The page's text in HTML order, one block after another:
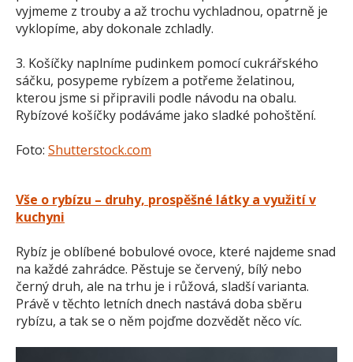
vyjmeme z trouby a až trochu vychladnou, opatrně je
vyklopíme, aby dokonale zchladly.
3. Košíčky naplníme pudinkem pomocí cukrářského
sáčku, posypeme rybízem a potřeme želatinou,
kterou jsme si připravili podle návodu na obalu.
Rybízové košíčky podáváme jako sladké pohoštění.
Foto: Shutterstock.com
Vše o rybízu – druhy, prospěšné látky a využití v
kuchyni
Rybíz je oblíbené bobulové ovoce, které najdeme snad
na každé zahrádce. Pěstuje se červený, bílý nebo
černý druh, ale na trhu je i růžová, sladší varianta.
Právě v těchto letních dnech nastává doba sběru
rybízu, a tak se o něm pojďme dozvědět něco víc.